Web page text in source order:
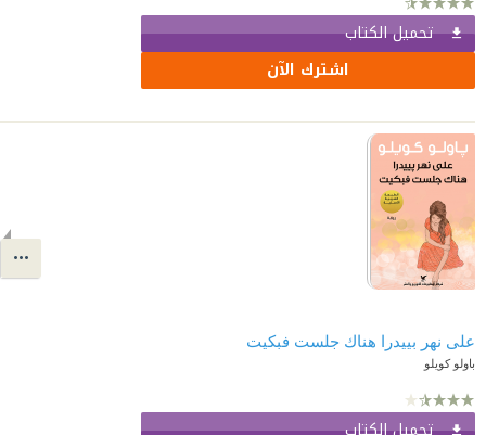
تحميل الكتاب
اشترك الآن
على نهر بييدرا هناك جلست فبكيت
باولو كويلو